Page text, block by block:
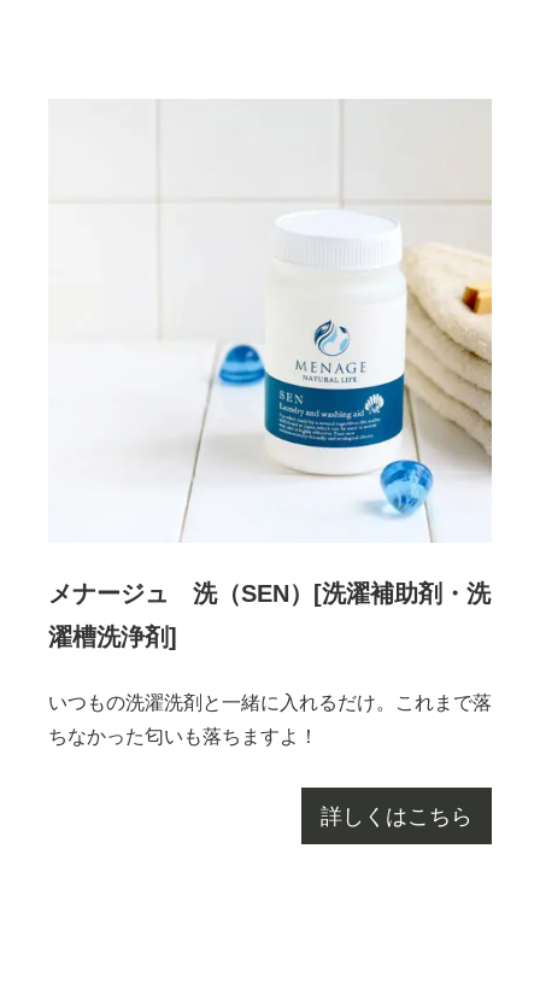
メナージュ 洗（SEN）[洗濯補助剤・洗
濯槽洗浄剤]
いつもの洗濯洗剤と一緒に入れるだけ。これまで落
ちなかった匂いも落ちますよ！
詳しくはこちら